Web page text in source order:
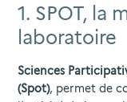
1. SPOT, la
laboratoire
Sciences
(Spot), permet de